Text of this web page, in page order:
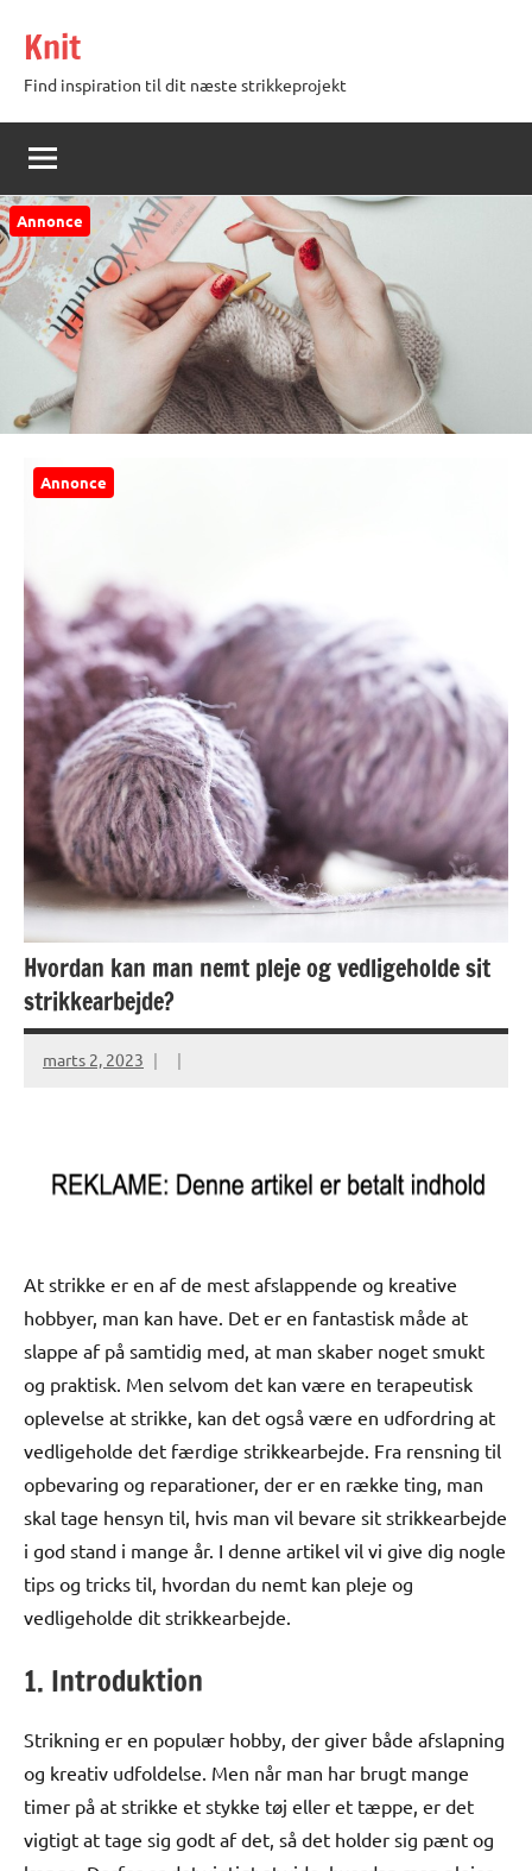
indhold
Knit
Find inspiration til dit næste strikkeprojekt
Annonce
Annonce
Hvordan kan man nemt pleje og vedligeholde sit
strikkearbejde?
marts 2, 2023
At strikke er en af de mest afslappende og kreative
hobbyer, man kan have. Det er en fantastisk måde at
slappe af på samtidig med, at man skaber noget smukt
og praktisk. Men selvom det kan være en terapeutisk
oplevelse at strikke, kan det også være en udfordring at
vedligeholde det færdige strikkearbejde. Fra rensning til
opbevaring og reparationer, der er en række ting, man
skal tage hensyn til, hvis man vil bevare sit strikkearbejde
i god stand i mange år. I denne artikel vil vi give dig nogle
tips og tricks til, hvordan du nemt kan pleje og
vedligeholde dit strikkearbejde.
1. Introduktion
Strikning er en populær hobby, der giver både afslapning
og kreativ udfoldelse. Men når man har brugt mange
timer på at strikke et stykke tøj eller et tæppe, er det
vigtigt at tage sig godt af det, så det holder sig pænt og